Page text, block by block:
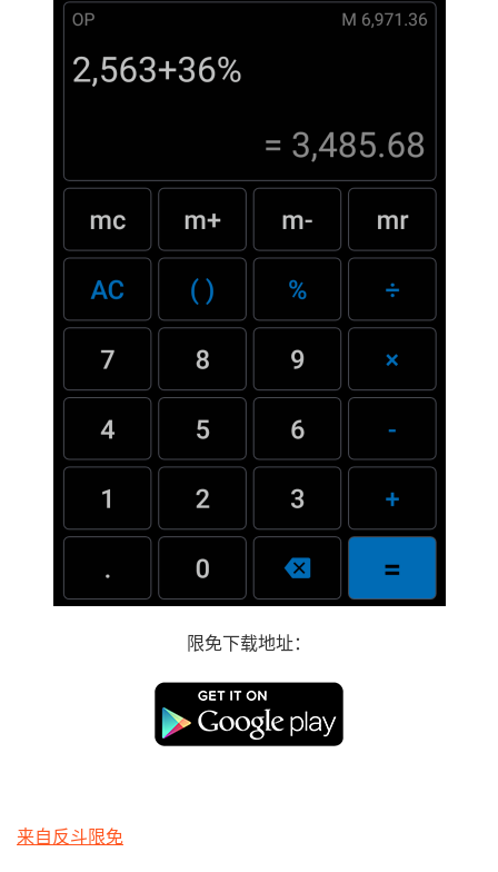
限免下载地址：
来自反斗限免